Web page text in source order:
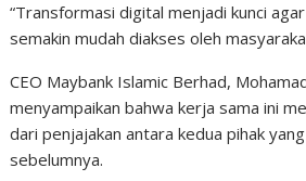
“Transformasi digital menjadi kunci
semakin mudah diakses oleh
CEO Maybank Islamic Berhad,
menyampaikan bahwa kerja sama ini
dari penjajakan antara kedua pihak
sebelumnya.